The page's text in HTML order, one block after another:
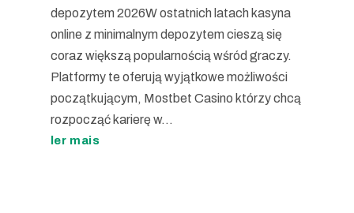
depozytem 2026W ostatnich latach kasyna
online z minimalnym depozytem cieszą się
coraz większą popularnością wśród graczy.
Platformy te oferują wyjątkowe możliwości
początkującym, Mostbet Casino którzy chcą
rozpocząć karierę w...
ler mais